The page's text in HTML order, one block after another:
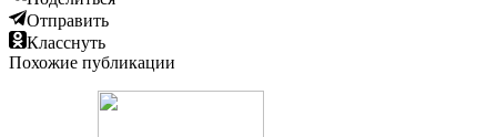
Отправить
Класснуть
Похожие публикации